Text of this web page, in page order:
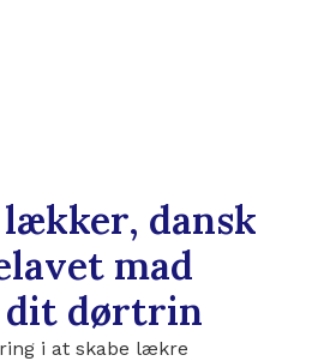
dansk
mad
dørtrin
i at skabe lækre